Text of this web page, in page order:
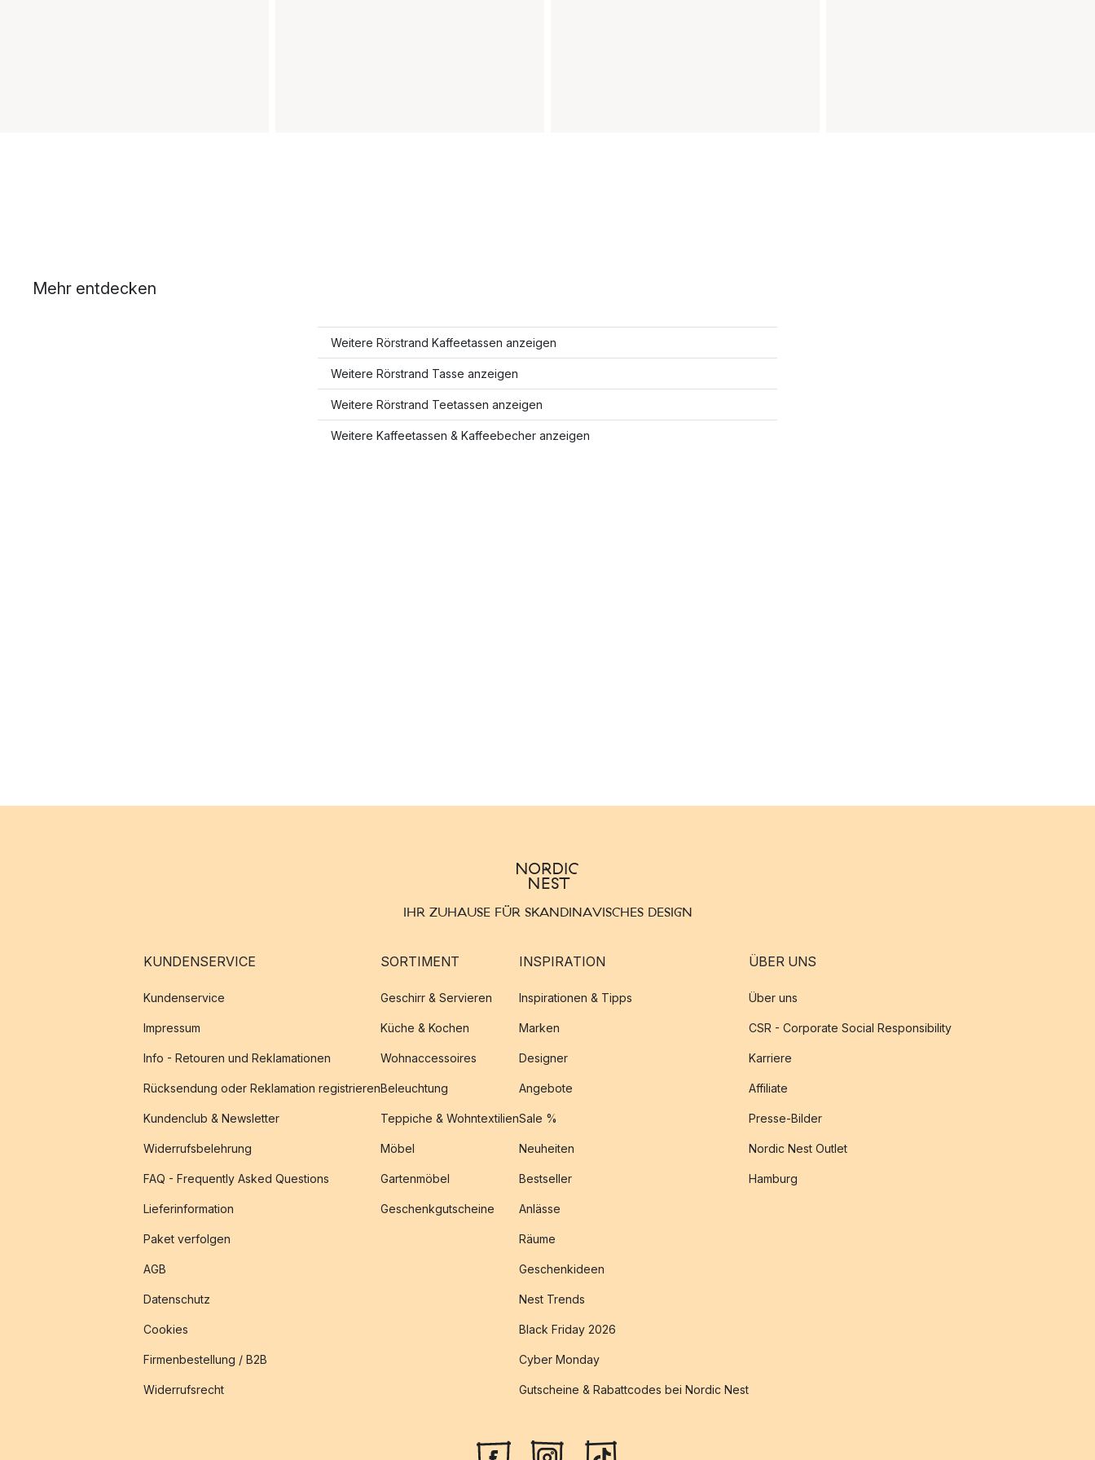
Mehr entdecken
Weitere Rörstrand Kaffeetassen anzeigen
Weitere Rörstrand Tasse anzeigen
Weitere Rörstrand Teetassen anzeigen
Weitere Kaffeetassen & Kaffeebecher anzeigen
IHR ZUHAUSE FÜR SKANDINAVISCHES DESIGN
KUNDENSERVICE
Kundenservice
Impressum
Info - Retouren und Reklamationen
Rücksendung oder Reklamation registrieren
Kundenclub & Newsletter
Widerrufsbelehrung
FAQ - Frequently Asked Questions
Lieferinformation
Paket verfolgen
AGB
Datenschutz
Cookies
Firmenbestellung / B2B
Widerrufsrecht
SORTIMENT
Geschirr & Servieren
Küche & Kochen
Wohnaccessoires
Beleuchtung
Teppiche & Wohntextilien
Möbel
Gartenmöbel
Geschenkgutscheine
INSPIRATION
Inspirationen & Tipps
Marken
Designer
Angebote
Sale %
Neuheiten
Bestseller
Anlässe
Räume
Geschenkideen
Nest Trends
Black Friday 2026
Cyber Monday
Gutscheine & Rabattcodes bei Nordic Nest
ÜBER UNS
Über uns
CSR - Corporate Social Responsibility
Karriere
Affiliate
Presse-Bilder
Nordic Nest Outlet
Hamburg